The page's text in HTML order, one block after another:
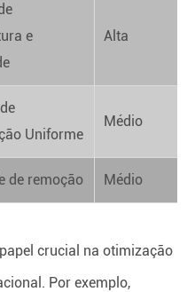
e
Alta
Uniforme
Médio
de remoção Médio
crucial na otimização
Por exemplo,